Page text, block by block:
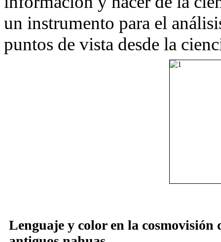
un instrumento para el
puntos de vista desde la
Len­gua­je y co­lor en la cos­mo­vi­sión